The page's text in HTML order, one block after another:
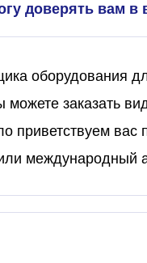
доверять вам в
оборудования
заказать
международный